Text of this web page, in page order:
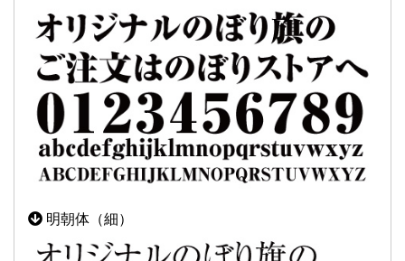
明朝体（細）